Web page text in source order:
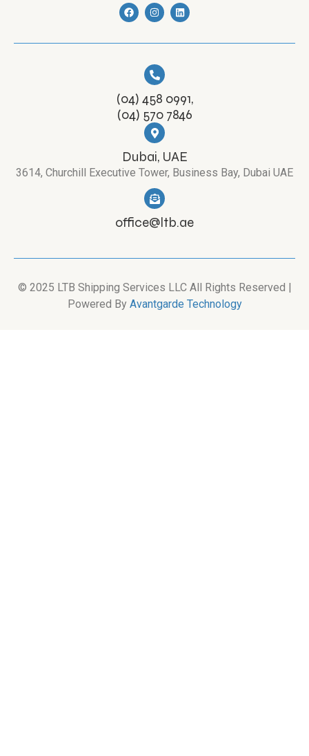
(04) 458 0991,
(04) 570 7846
Dubai, UAE
3614, Churchill Executive Tower, Business Bay, Dubai UAE
office@ltb.ae
© 2025 LTB Shipping Services LLC All Rights Reserved |
Powered ByAvantgarde Technology